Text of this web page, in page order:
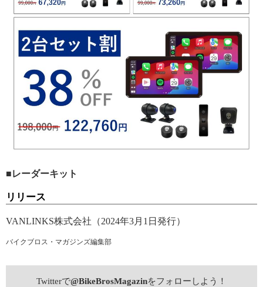
■レーダーキット
リリース
VANLINKS株式会社（2024年3月1日発行）
バイクブロス・マガジンズ編集部
Twitterで@BikeBrosMagazinをフォローしよう！